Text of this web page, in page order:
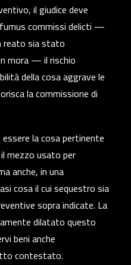
il giudice deve
fumus commissi delicti —
reato sia stato
mora— il rischio
della cosa aggrave le
la commissione di
lacosa pertinente
mezzo usato per
anche, in una
cosa il cui sequestro sia
sopra indicate.La
dilatato questo
beni anche
contestato.